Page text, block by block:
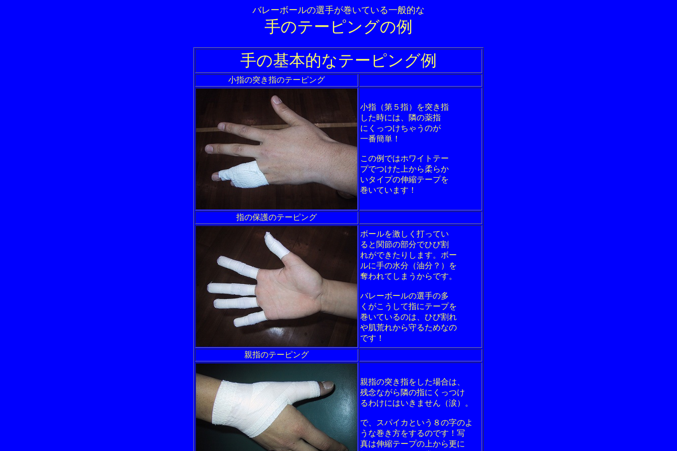
バレーボールの選手が巻いている一般的な
手のテーピングの例
手の基本的なテーピング例
小指の突き指のテーピング
小指（第５指）を突き指
した時には、隣の薬指
にくっつけちゃうのが
一番簡単！
この例ではホワイトテー
プでつけた上から柔らか
いタイプの伸縮テープを
巻いています！
指の保護のテーピング
ボールを激しく打ってい
ると関節の部分でひび割
れができたりします。ボー
ルに手の水分（油分？）を
奪われてしまうからです。
バレーボールの選手の多
くがこうして指にテープを
巻いているのは、ひび割れ
や肌荒れから守るためなの
です！
親指のテーピング
親指の突き指をした場合は、
残念ながら隣の指にくっつけ
るわけにはいきません（涙）。
で、スパイカという８の字のよ
うな巻き方をするのです！写
真は伸縮テープの上から更に